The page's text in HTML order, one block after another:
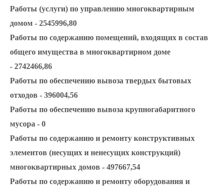
Работы (услуги) по управлению многоквартирным
домом - 2545996,80
Работы по содержанию помещений, входящих в состав
общего имущества в многоквартирном доме
- 2742466,86
Работы по обеспечению вывоза твердых бытовых
отходов - 396004,56
Работы по обеспечению вывоза крупногабаритного
мусора - 0
Работы по содержанию и ремонту конструктивных
элементов (несущих и ненесущих конструкций)
многоквартирных домов - 497667,54
Работы по содержанию и ремонту оборудования и